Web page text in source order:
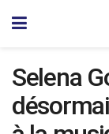
Selena